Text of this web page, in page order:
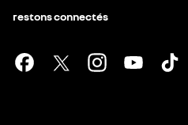
restons connectés